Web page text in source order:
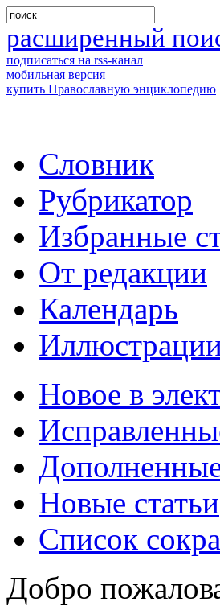
расширенный
подписаться на rss-канал
мобильная версия
купить Православную энциклопедию
Словник
Рубрикатор
Избранные
От редакции
Календарь
Новое в
Новые статьи
Список
Добро